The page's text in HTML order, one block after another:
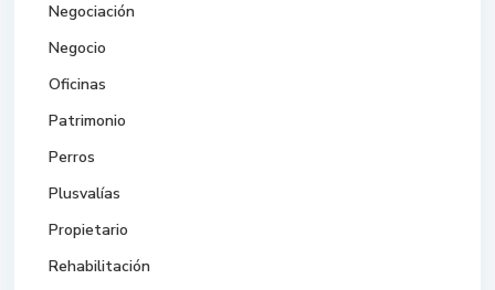
Negociación
Negocio
Oficinas
Patrimonio
Perros
Plusvalías
Propietario
Rehabilitación